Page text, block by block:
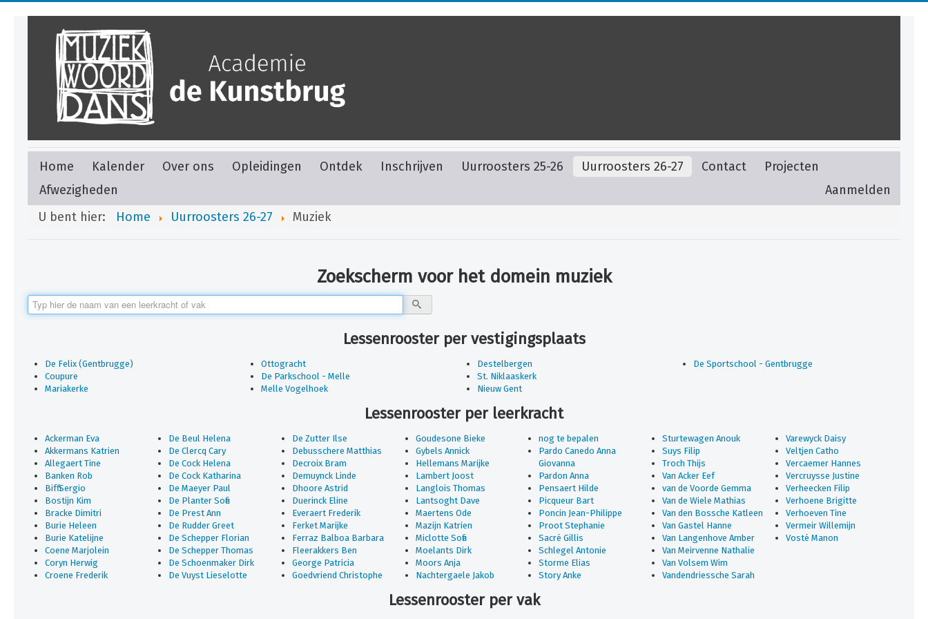
Home Kalender Over ons Opleidingen Ontdek Inschrijven Uurroosters 25-26 Uurroosters 26-27 Contact
Projecten
Aanmelden
Afwezigheden
U bent hier:
Home Uurroosters 26-27 Muziek
Zoekscherm voor het domein muziek
Lessenrooster per vestigingsplaats
De Felix (Gentbrugge)
Coupure
Mariakerke
Ottogracht
De Parkschool - Melle
Melle Vogelhoek
Destelbergen
St. Niklaaskerk
Nieuw Gent
De Sportschool - Gentbrugge
Lessenrooster per leerkracht
Ackerman Eva
Akkermans Katrien
Allegaert Tine
Banken Rob
Biffi Sergio
Bostijn Kim
Bracke Dimitri
Burie Heleen
Burie Katelijne
Coene Marjolein
Coryn Herwig
Croene Frederik
De Beul Helena
De Clercq Cary
De Cock Helena
De Cock Katharina
De Maeyer Paul
De Planter Sofie
De Prest Ann
De Rudder Greet
De Schepper Florian
De Schepper Thomas
De Schoenmaker Dirk
De Vuyst Lieselotte
De Zutter Ilse
Debusschere Matthias
Decroix Bram
Demuynck Linde
Dhoore Astrid
Duerinck Eline
Everaert Frederik
Ferket Marijke
Ferraz Balboa Barbara
Fleerakkers Ben
George Patricia
Goedvriend Christophe
Goudesone Bieke
Gybels Annick
Hellemans Marijke
Lambert Joost
Langlois Thomas
Lantsoght Dave
Maertens Ode
Mazijn Katrien
Miclotte Sofie
Moelants Dirk
Moors Anja
Nachtergaele Jakob
nog te bepalen
Pardo Canedo Anna
Giovanna
Pardon Anna
Pensaert Hilde
Picqueur Bart
Poncin Jean-Philippe
Proot Stephanie
Sacré Gillis
Schlegel Antonie
Storme Elias
Story Anke
Sturtewagen Anouk
Suys Filip
Troch Thijs
Van Acker Eef
van de Voorde Gemma
Van de Wiele Mathias
Van den Bossche Katleen
Van Gastel Hanne
Van Langenhove Amber
Van Meirvenne Nathalie
Van Volsem Wim
Vandendriessche Sarah
Varewyck Daisy
Veltjen Catho
Vercaemer Hannes
Vercruysse Justine
Verheecken Filip
Verhoene Brigitte
Verhoeven Tine
Vermeir Willemijn
Vosté Manon
Lessenrooster per vak